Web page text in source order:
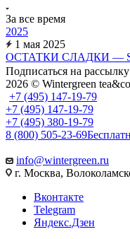
За все время
2025
1 мая 2025
ОСТАТКИ СЛАДКИ —
Подписаться на рассылку
2026 © Wintergreen
+7 (495) 147-19-79
+7 (495) 147-19-79
+7 (495) 380-19-79
8 (800) 505-23-69
info@wintergreen.ru
г. Москва,
Вконтакте
Telegram
Яндекс.Дзен